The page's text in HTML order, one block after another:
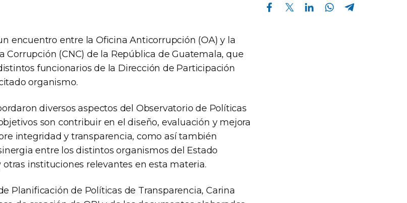
Compartir en Facebook Compartir en Twitter Compartir en Linkedin Compartir en Whatsapp
encuentro entre la Oficina Anticorrupción (OA) y la
Corrupción (CNC) de la República de Guatemala, que
funcionarios de la Dirección de Participación
organismo.
diversos aspectos del Observatorio de Políticas
son contribuir en el diseño, evaluación y mejora
integridad y transparencia, como así también
entre los distintos organismos del Estado
otras instituciones relevantes en esta materia.
Planificación de Políticas de Transparencia, Carina